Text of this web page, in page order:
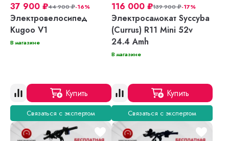
37 900 ₽44 900₽-16%
Электровелосипед
Kugoo V1
В магазине
Купить
Связаться с экспертом
116 000 ₽139 900₽-17%
Электросамокат Syccyba
(Currus) R11 Mini 52v
24.4 Amh
В магазине
Купить
Связаться с экспертом